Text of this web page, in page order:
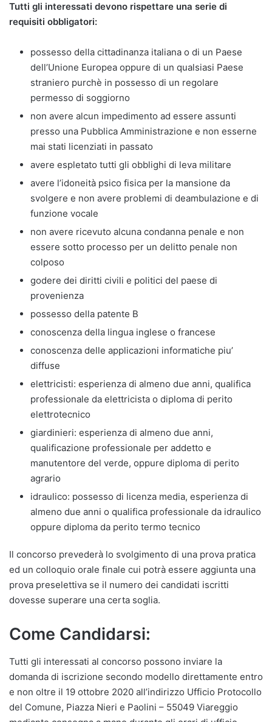
Tutti gli interessati devono rispettare una serie di
requisiti obbligatori:
possesso della cittadinanza italiana o di un Paese
dell’Unione Europea oppure di un qualsiasi Paese
straniero purchè in possesso di un regolare
permesso di soggiorno
non avere alcun impedimento ad essere assunti
presso una Pubblica Amministrazione e non esserne
mai stati licenziati in passato
avere espletato tutti gli obblighi di leva militare
avere l’idoneità psico fisica per la mansione da
svolgere e non avere problemi di deambulazione e di
funzione vocale
non avere ricevuto alcuna condanna penale e non
essere sotto processo per un delitto penale non
colposo
godere dei diritti civili e politici del paese di
provenienza
possesso della patente B
conoscenza della lingua inglese o francese
conoscenza delle applicazioni informatiche piu’
diffuse
elettricisti: esperienza di almeno due anni, qualifica
professionale da elettricista o diploma di perito
elettrotecnico
giardinieri: esperienza di almeno due anni,
qualificazione professionale per addetto e
manutentore del verde, oppure diploma di perito
agrario
idraulico: possesso di licenza media, esperienza di
almeno due anni o qualifica professionale da idraulico
oppure diploma da perito termo tecnico
Il concorso prevederà lo svolgimento di una prova pratica
ed un colloquio orale finale cui potrà essere aggiunta una
prova preselettiva se il numero dei candidati iscritti
dovesse superare una certa soglia.
Come Candidarsi:
Tutti gli interessati al concorso possono inviare la
domanda di iscrizione secondo modello direttamente entro
e non oltre il 19 ottobre 2020 all’indirizzo Ufficio Protocollo
del Comune, Piazza Nieri e Paolini – 55049 Viareggio